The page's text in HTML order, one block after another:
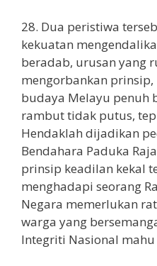
28. Dua peristiwa
kekuatan
beradab, urusan yang
mengorbankan
budaya Melayu penuh
rambut tidak putus,
Hendaklah dijadikan
Bendahara Paduka
prinsip keadilan kekal
menghadapi seorang
Negara memerlukan
warga yang
Integriti Nasional